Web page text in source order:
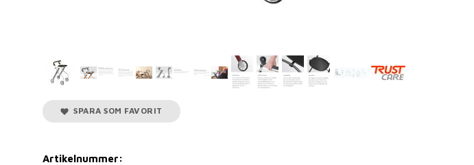
SPARA SOM FAVORIT
Artikelnummer: